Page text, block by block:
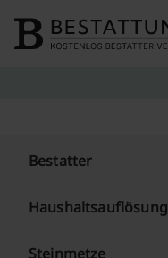
Bestatter
Haushaltsauflösung
Steinmetze